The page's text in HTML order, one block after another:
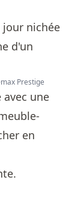
Prestige
une
en